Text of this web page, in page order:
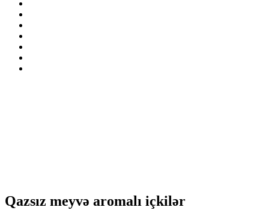
Qazsız meyvə aromalı içkilər